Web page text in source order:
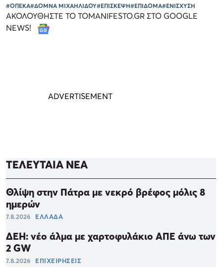
#ΟΠΕΚΑ#ΔΟΜΝΑ ΜΙΧΑΗΛΙΔΟΥ#ΕΠΙΣΚΕΨΗ#ΕΠΙΔΟΜΑ#ΕΝΙΣΧΥΣΗ
ΑΚΟΛΟΥΘΗΣΤΕ ΤΟ TOMANIFESTO.GR ΣΤΟ GOOGLE
NEWS!
ΤΕΛΕΥΤΑΙΑ ΝΕΑ
Θλίψη στην Πάτρα με νεκρό βρέφος μόλις 8
ημερών
7.8.2026 ΕΛΛΑΔΑ
ΔΕΗ: νέο άλμα με χαρτοφυλάκιο ΑΠΕ άνω των
2 GW
7.8.2026 ΕΠΙΧΕΙΡΗΣΕΙΣ